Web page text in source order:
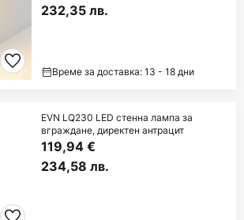
232,35 лв.
Време за доставка: 13 - 18 дни
EVN LQ230 LED стенна лампа за
вграждане, директен антрацит
119,94 €
234,58 лв.